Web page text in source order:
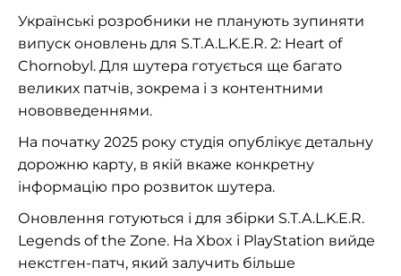
Українські розробники не планують зупиняти
випуск оновлень для S.T.A.L.K.E.R. 2: Heart of
Chornobyl. Для шутера готується ще багато
великих патчів, зокрема і з контентними
нововведеннями.
На початку 2025 року студія опублікує детальну
дорожню карту, в якій вкаже конкретну
інформацію про розвиток шутера.
Оновлення готуються і для збірки S.T.A.L.K.E.R.
Legends of the Zone. На Xbox і PlayStation вийде
некстген-патч, який залучить більше